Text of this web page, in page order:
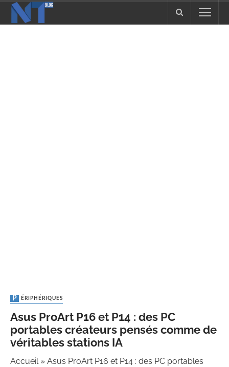
PÉRIPHÉRIQUES
Asus ProArt P16 et P14 : des PC
portables créateurs pensés comme de
véritables stations IA
Accueil» Asus ProArt P16 et P14 : des PC portables